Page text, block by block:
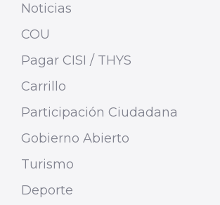
Noticias
COU
Pagar CISI / THYS
Carrillo
Participación Ciudadana
Gobierno Abierto
Turismo
Deporte